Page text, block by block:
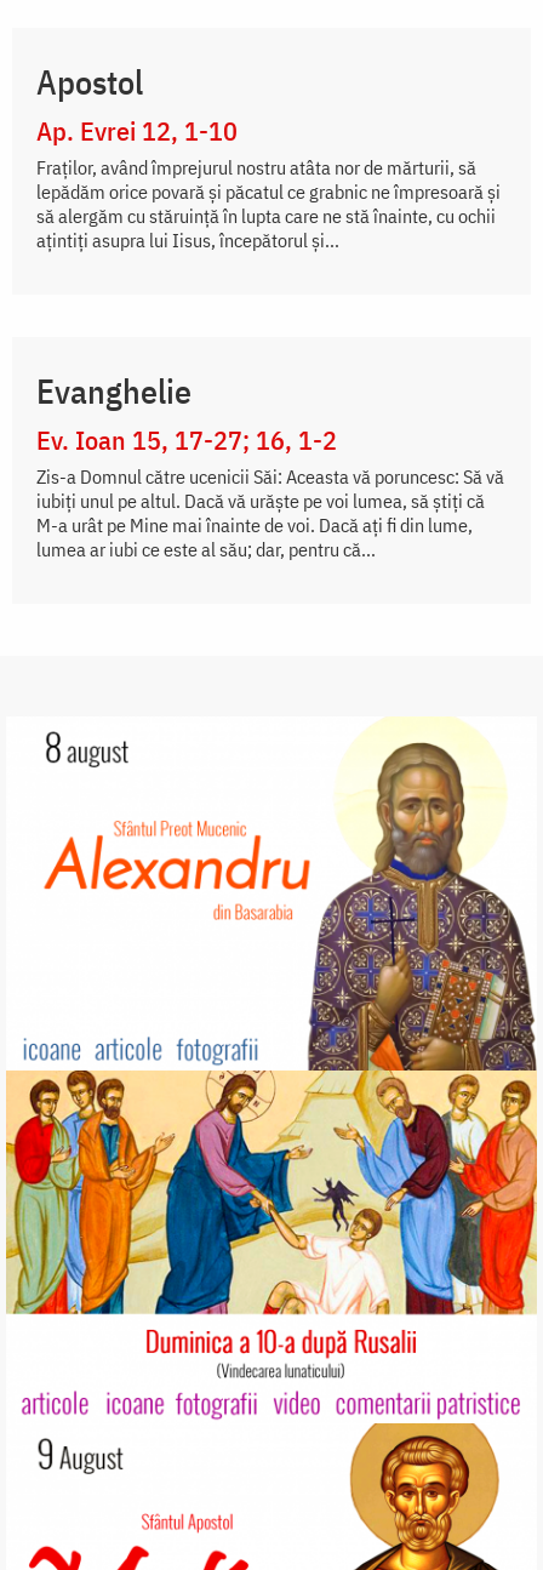
Apostol
Ap. Evrei 12, 1-10
Fraţilor, având împrejurul nostru atâta nor de mărturii, să
lepădăm orice povară şi păcatul ce grabnic ne împresoară şi
să alergăm cu stăruinţă în lupta care ne stă înainte, cu ochii
aţintiţi asupra lui Iisus, începătorul şi...
Evanghelie
Ev. Ioan 15, 17-27; 16, 1-2
Zis-a Domnul către ucenicii Săi: Aceasta vă poruncesc: Să vă
iubiți unul pe altul. Dacă vă urăște pe voi lumea, să știți că
M-a urât pe Mine mai înainte de voi. Dacă ați fi din lume,
lumea ar iubi ce este al său; dar, pentru că...